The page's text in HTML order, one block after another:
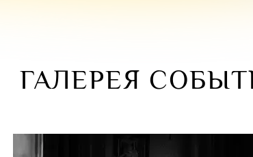
Ангел!» С этими
ГАЛЕРЕЯ